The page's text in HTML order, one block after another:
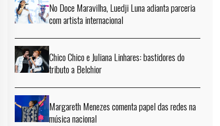
No Doce Maravilha, Luedji Luna adianta parceria
com artista internacional
Chico Chico e Juliana Linhares: bastidores do
tributo a Belchior
Margareth Menezes comenta papel das redes na
música nacional